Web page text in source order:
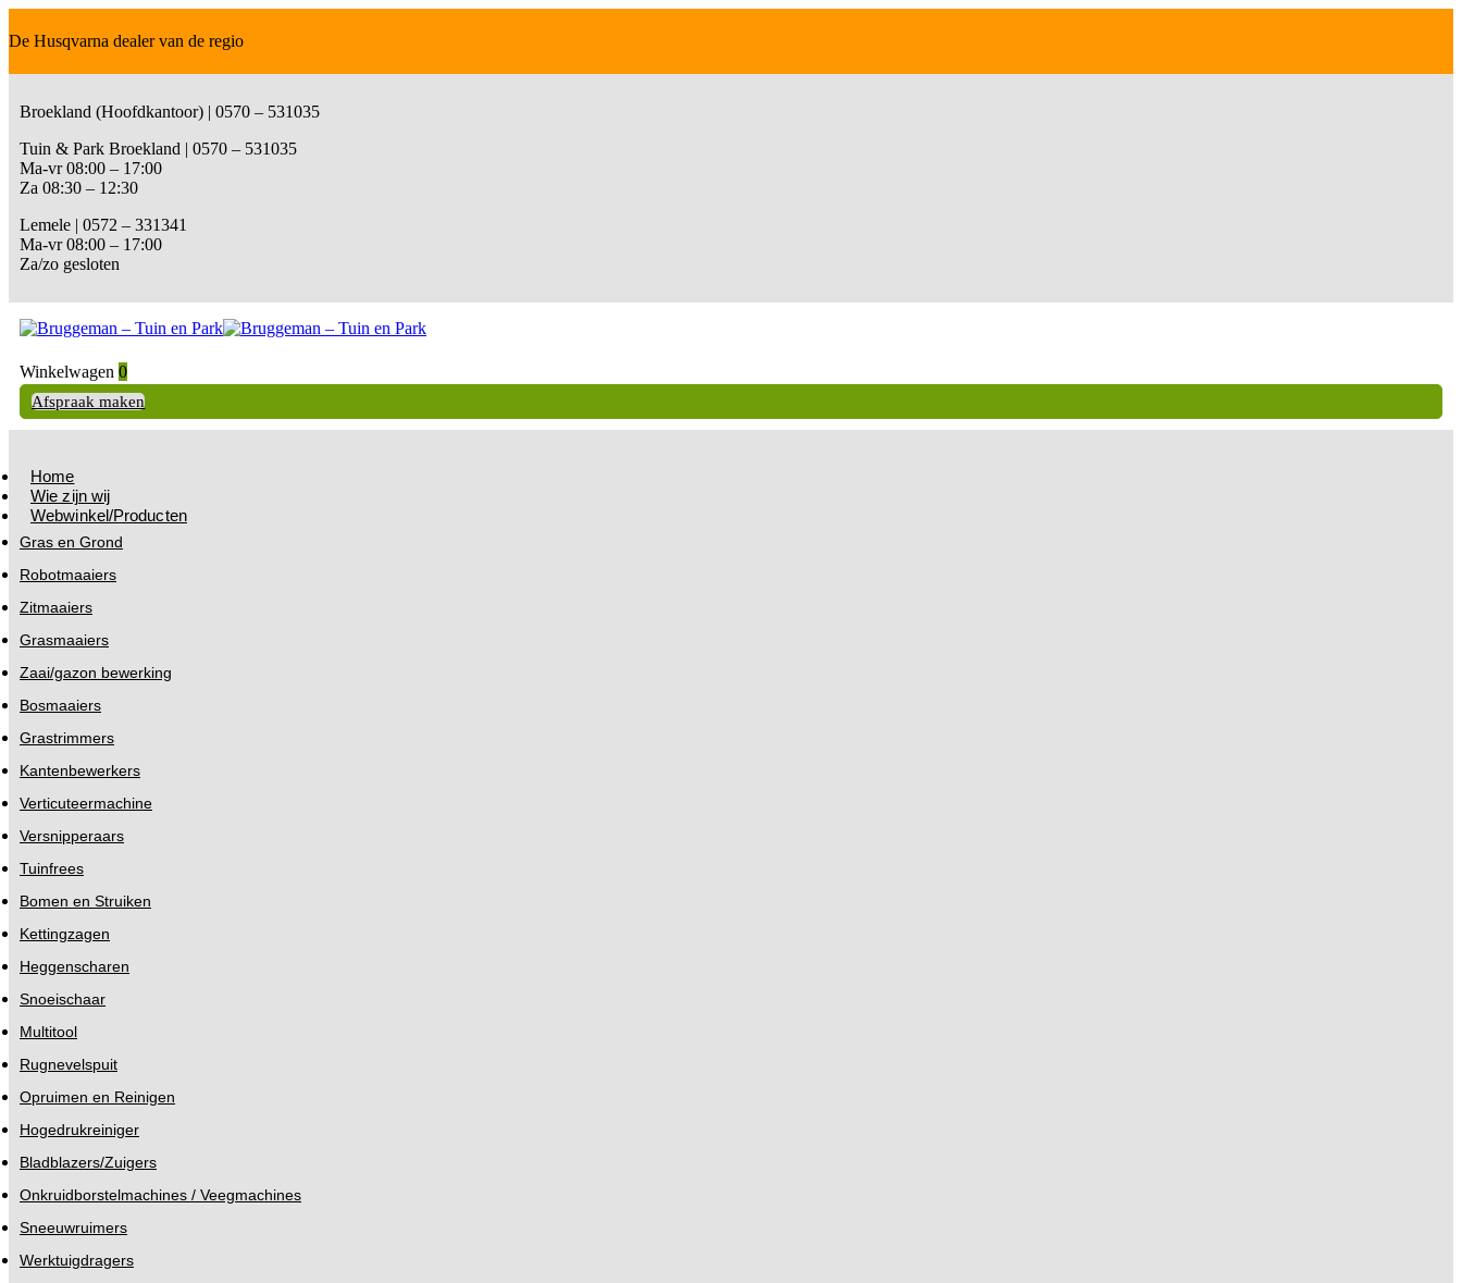
De Husqvarna dealer van de regio
Broekland (Hoofdkantoor) | 0570 – 531035
Tuin & Park Broekland | 0570 – 531035
Ma-vr 08:00 – 17:00
Za 08:30 – 12:30
Lemele | 0572 – 331341
Ma-vr 08:00 – 17:00
Za/zo gesloten
Winkelwagen 0
Afspraak maken
Home
Wie zijn wij
Webwinkel/Producten
Gras en Grond
Robotmaaiers
Zitmaaiers
Grasmaaiers
Zaai/gazon bewerking
Bosmaaiers
Grastrimmers
Kantenbewerkers
Verticuteermachine
Versnipperaars
Tuinfrees
Bomen en Struiken
Kettingzagen
Heggenscharen
Snoeischaar
Multitool
Rugnevelspuit
Opruimen en Reinigen
Hogedrukreiniger
Bladblazers/Zuigers
Onkruidborstelmachines / Veegmachines
Sneeuwruimers
Werktuigdragers